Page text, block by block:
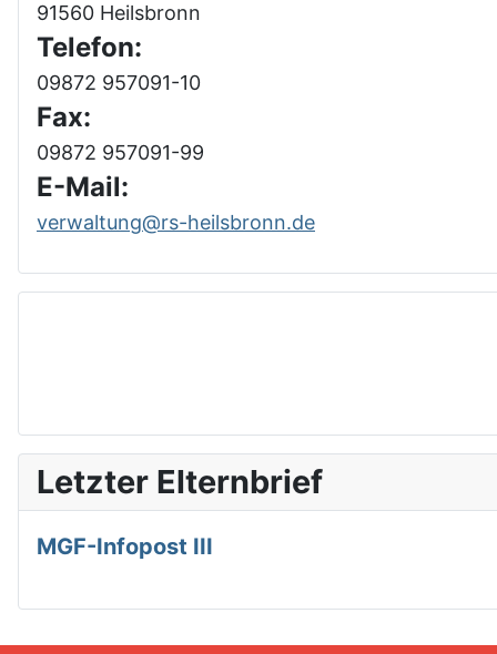
91560 Heilsbronn
Telefon:
09872 957091-10
Fax:
09872 957091-99
E-Mail:
verwaltung@rs-heilsbronn.de
Letzter Elternbrief
MGF-Infopost III